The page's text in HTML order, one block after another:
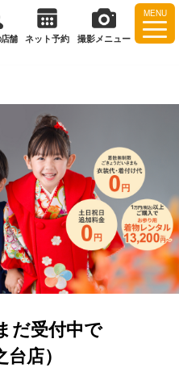
MENU
舗 ネット予約 撮影メニュー
だ受付中で
店）